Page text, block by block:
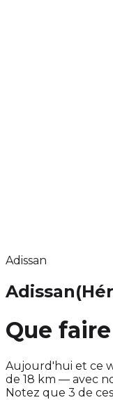
Adissan
Adissan
Que
Aujourd'hui et ce
de 18 km — avec
Notez que 3 de